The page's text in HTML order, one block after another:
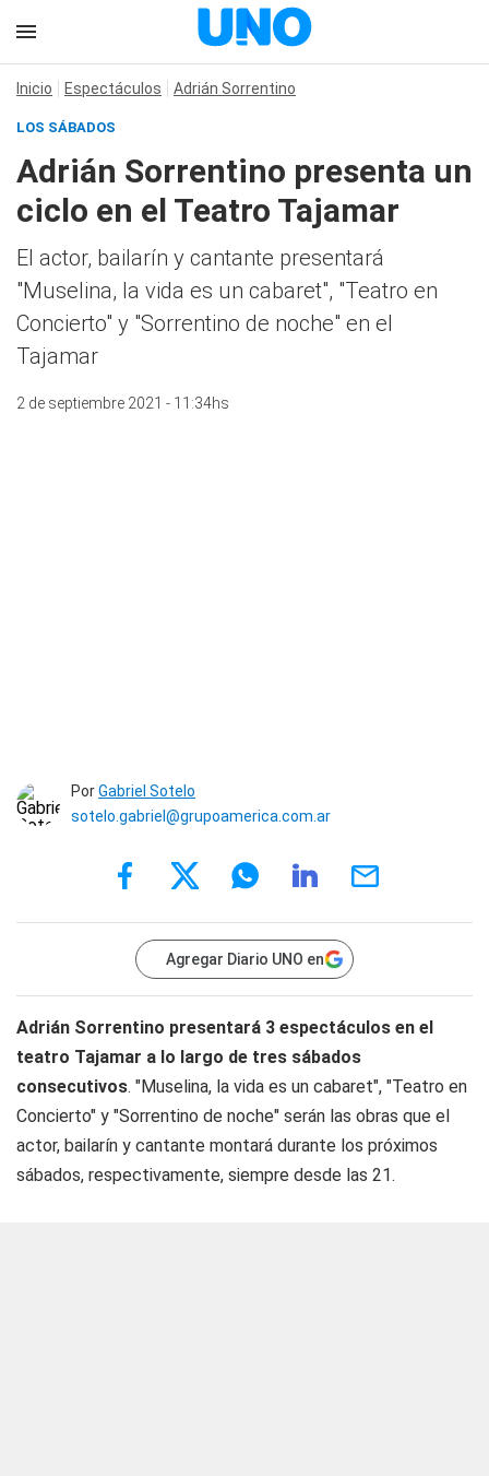
Inicio Espectáculos Adrián Sorrentino
LOS SÁBADOS
Adrián Sorrentino presenta un
ciclo en el Teatro Tajamar
El actor, bailarín y cantante presentará
"Muselina, la vida es un cabaret", "Teatro en
Concierto" y "Sorrentino de noche" en el
Tajamar
2 de septiembre 2021 - 11:34hs
PorGabriel Sotelo
sotelo.gabriel@grupoamerica.com.ar
Agregar Diario UNO en
Adrián Sorrentino presentará 3 espectáculos en el
teatro Tajamar a lo largo de tres sábados
consecutivos. "Muselina, la vida es un cabaret", "Teatro en
Concierto" y "Sorrentino de noche" serán las obras que el
actor, bailarín y cantante montará durante los próximos
sábados, respectivamente, siempre desde las 21.